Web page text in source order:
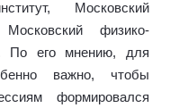
Московский
Московский физико-
По его мнению, для
важно, чтобы
формировался